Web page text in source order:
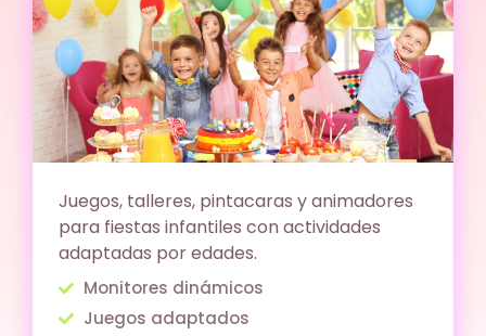
Juegos, talleres, pintacaras y animadores
para fiestas infantiles con actividades
adaptadas por edades.
Monitores dinámicos
Juegos adaptados